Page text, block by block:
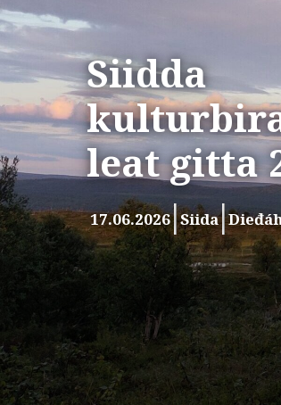
Siidda
leat gitta
17.06.2026 Siida